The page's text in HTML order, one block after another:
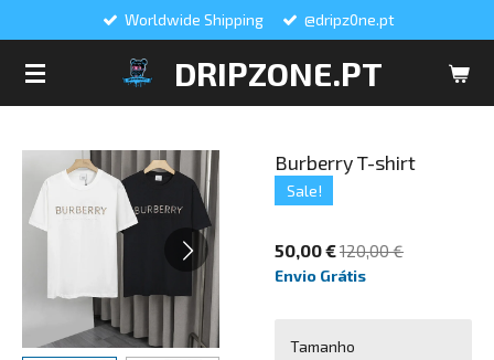
DRIPZONE.PT
Worldwide Shipping @dripz0ne.pt
Burberry T-shirt
Sale!
50,00 €120,00 €
Envio Grátis
Tamanho